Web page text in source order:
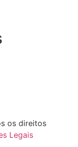
os direitos
Legais